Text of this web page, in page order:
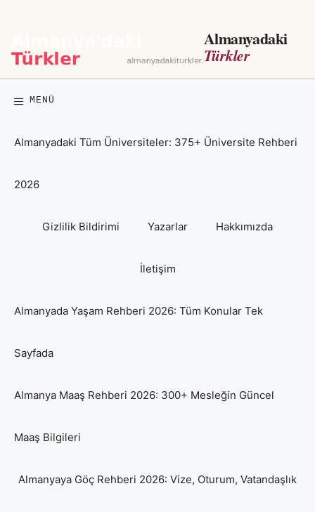
Almanyadaki
Türkler
MENÜ
Almanyadaki Tüm Üniversiteler: 375+ Üniversite Rehberi
2026
Gizlilik Bildirimi Yazarlar Hakkımızda
İletişim
Almanyada Yaşam Rehberi 2026: Tüm Konular Tek
Sayfada
Almanya Maaş Rehberi 2026: 300+ Mesleğin Güncel
Maaş Bilgileri
Almanyaya Göç Rehberi 2026: Vize, Oturum, Vatandaşlık